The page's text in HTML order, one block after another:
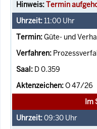
Termin
11:00 Uhr
Güte- und
D 0.359
O 47/26
Im
09:30 Uhr